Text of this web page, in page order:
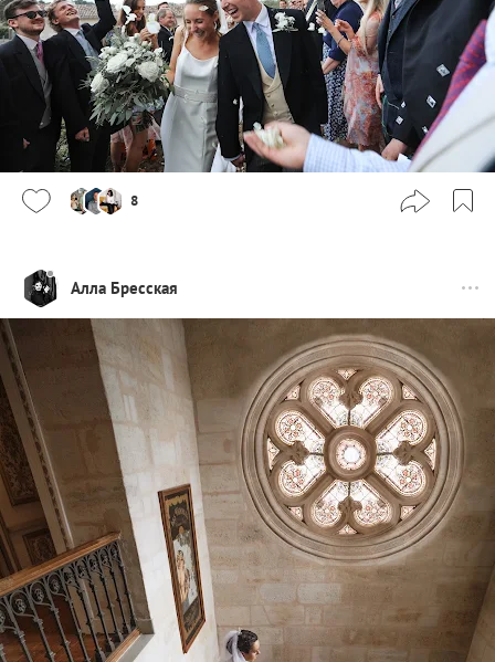
8
Алла Бресская